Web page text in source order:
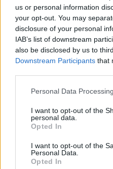
us or personal information
your opt-out. You may
disclosure of your personal
IAB’s list of downstream
also be disclosed by us to
Downstream Participants that
Personal Data
I want to opt-out of the
personal data.
Opted In
I want to opt-out of the
Personal Data.
Opted In
AKTUALITĀTES
Labdarības akcija! Palīdzi Dr.
pacientiem septiņās Latvijas